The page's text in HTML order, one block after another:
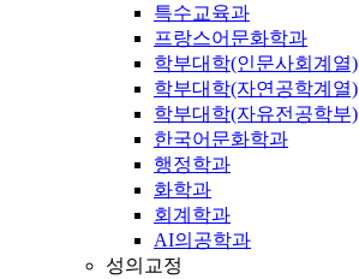
특수교육과
프랑스어문화학과
학부대학(인문사회계열)
학부대학(자연공학계열)
학부대학(자유전공학부)
한국어문화학과
행정학과
화학과
회계학과
AI의공학과
성의교정